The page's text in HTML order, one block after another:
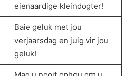
eienaardige kleindogter!
Baie geluk met jou
verjaarsdag en juig vir jou
geluk!